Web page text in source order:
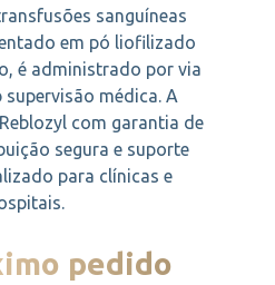
sanguíneas
em pó liofilizado
é administrado por via
supervisão médica. A
com garantia de
segura e suporte
para clínicas e
pedido